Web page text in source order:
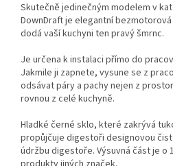
Skutečně jedinečným modelem v
DownDraft je elegantní bezmotorová
dodá vaší kuchyni ten pravý šmrnc.
Je určena k instalaci přímo do
Jakmile ji zapnete, vysune se z
odsávat páry a pachy nejen z
rovnou z celé kuchyně.
Hladké černé sklo, které zakrývá
propůjčuje digestoři designovou
údržbu digestoře. Výsuvná část je o